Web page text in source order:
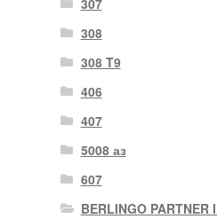
307
308
308 T9
406
407
5008 аз
607
BERLINGO PARTNER